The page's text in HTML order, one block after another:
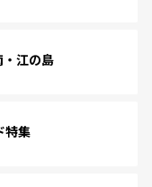
江の島
特集